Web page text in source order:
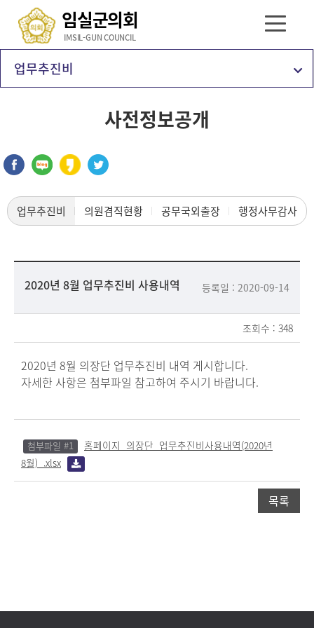
임실군의회
IMSIL-GUN COUNCIL
업무추진비
사전정보공개
업무추진비 의원겸직현황 공무국외출장 행정사무감사
2020년 8월 업무추진비 사용내역 등록일 : 2020-09-14
조회수 : 348
2020년 8월 의장단 업무추진비 내역 게시합니다.
자세한 사항은 첨부파일 참고하여 주시기 바랍니다.
첨부파일 #1
홈페이지_의장단_업무추진비사용내역(2020년
8월)_.xlsx
목록